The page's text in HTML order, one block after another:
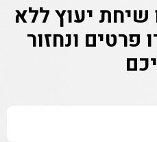
שיחת יעוץ ללא
פרטים ונחזור